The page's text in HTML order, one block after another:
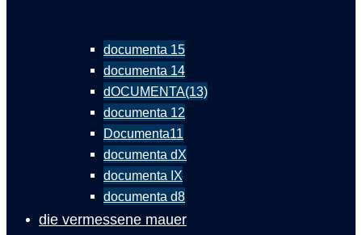
documenta 15
documenta 14
dOCUMENTA(13)
documenta 12
Documenta11
documenta dX
documenta IX
documenta d8
die vermessene mauer